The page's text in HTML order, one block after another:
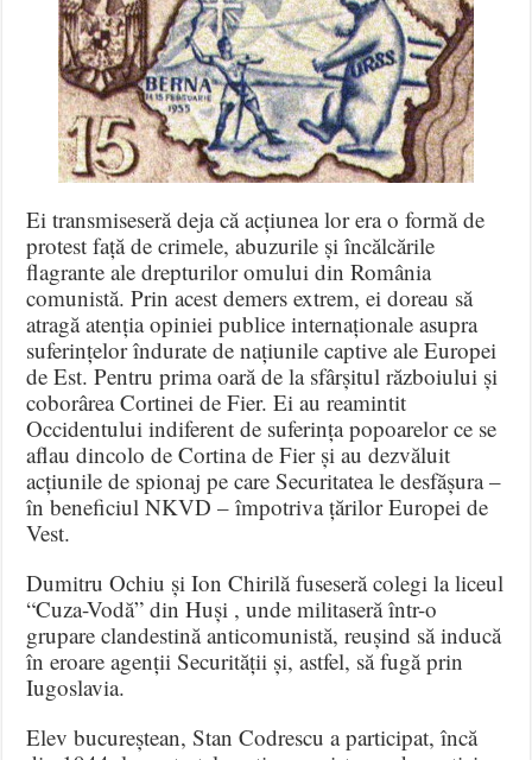
Ei transmiseseră deja că acțiunea lor era o formă de
protest față de crimele, abuzurile și încălcările
flagrante ale drepturilor omului din România
comunistă. Prin acest demers extrem, ei doreau să
atragă atenția opiniei publice internaționale asupra
suferințelor îndurate de națiunile captive ale Europei
de Est. Pentru prima oară de la sfârșitul războiului și
coborârea Cortinei de Fier. Ei au reamintit
Occidentului indiferent de suferința popoarelor ce se
aflau dincolo de Cortina de Fier și au dezvăluit
acțiunile de spionaj pe care Securitatea le desfășura –
în beneficiul NKVD – împotriva țărilor Europei de
Vest.
Dumitru Ochiu și Ion Chirilă fuseseră colegi la liceul
“Cuza-Vodă” din Huși , unde militaseră într-o
grupare clandestină anticomunistă, reușind să inducă
în eroare agenții Securității și, astfel, să fugă prin
Iugoslavia.
Elev bucureștean, Stan Codrescu a participat, încă